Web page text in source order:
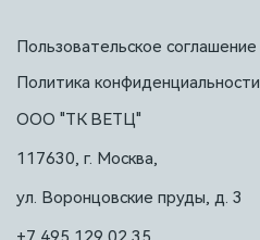
Пользовательское соглашение
Политика конфиденциальности
ООО "ТК ВЕТЦ"
117630, г. Москва,
ул. Воронцовские пруды, д. 3